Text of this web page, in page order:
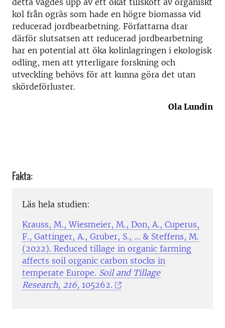
detta vägdes upp av ett ökat tillskott av organiskt
kol från ogräs som hade en högre biomassa vid
reducerad jordbearbetning. Författarna drar
därför slutsatsen att reducerad jordbearbetning
har en potential att öka kolinlagringen i ekologisk
odling, men att ytterligare forskning och
utveckling behövs för att kunna göra det utan
skördeförluster.
Ola Lundin
Fakta:
Läs hela studien:
Krauss, M., Wiesmeier, M., Don, A., Cuperus,
F., Gattinger, A., Gruber, S., ... & Steffens, M.
(2022). Reduced tillage in organic farming
affects soil organic carbon stocks in
temperate Europe. Soil and Tillage
Research, 216, 105262.